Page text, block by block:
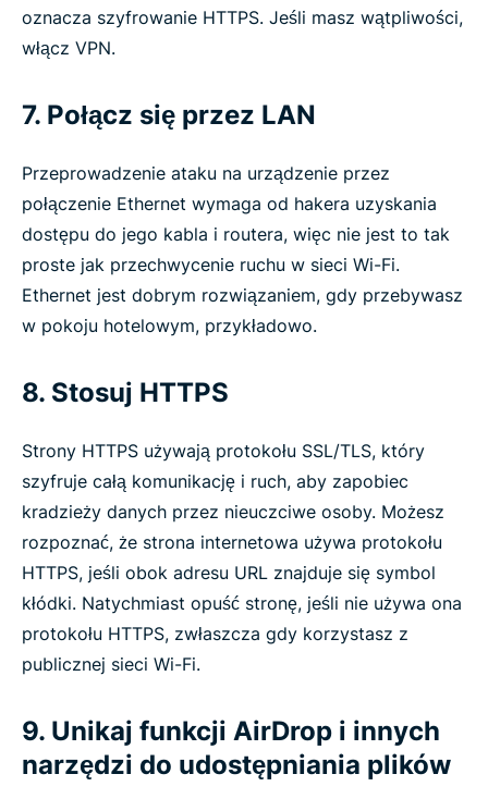
oznacza szyfrowanie HTTPS. Jeśli masz wątpliwości,
włącz VPN.
7. Połącz się przez LAN
Przeprowadzenie ataku na urządzenie przez
połączenie Ethernet wymaga od hakera uzyskania
dostępu do jego kabla i routera, więc nie jest to tak
proste jak przechwycenie ruchu w sieci Wi-Fi.
Ethernet jest dobrym rozwiązaniem, gdy przebywasz
w pokoju hotelowym, przykładowo.
8. Stosuj HTTPS
Strony HTTPS używają protokołu SSL/TLS, który
szyfruje całą komunikację i ruch, aby zapobiec
kradzieży danych przez nieuczciwe osoby. Możesz
rozpoznać, że strona internetowa używa protokołu
HTTPS, jeśli obok adresu URL znajduje się symbol
kłódki. Natychmiast opuść stronę, jeśli nie używa ona
protokołu HTTPS, zwłaszcza gdy korzystasz z
publicznej sieci Wi-Fi.
9. Unikaj funkcji AirDrop i innych
narzędzi do udostępniania plików